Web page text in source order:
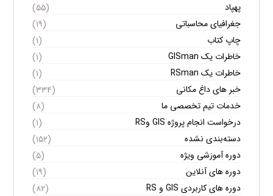
پهپاد
(۵۵)
جغرافیای محاسباتی
(۱۹)
چاپ کتاب
(۱)
خاطرات یک GISman
(۱)
خاطرات یک RSman
(۱)
خبر های داغ مکانی
(۳۳۴)
خدمات تیم تخصصی ما
(۸)
درخواست انجام پروژه GIS وRS
(۱)
دسته‌بندی نشده
(۱۵۲)
دوره آموزشی ویژه
(۵)
دوره های آنلاین
(۱۹)
دوره های کاربردی GIS و RS
(۸۲)